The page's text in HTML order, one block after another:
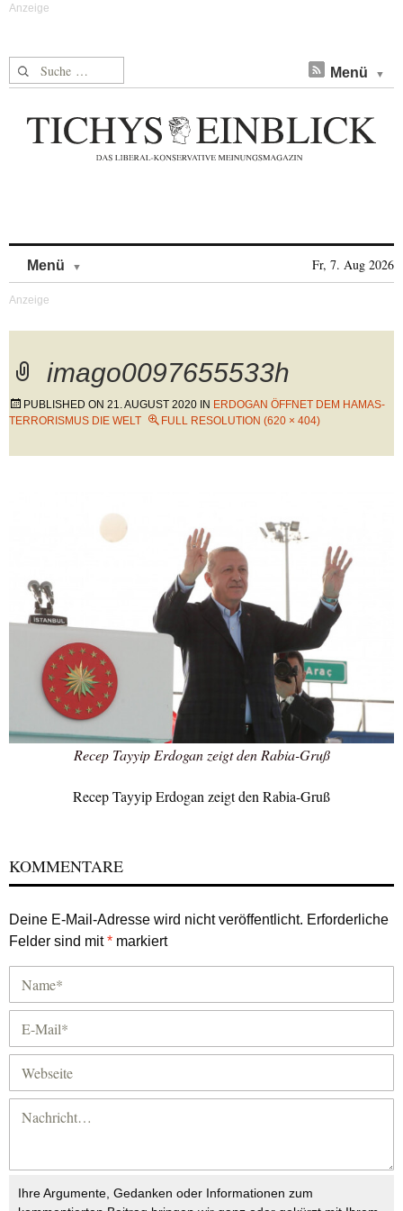
Suche nach: Menü
Menü Fr, 7. Aug 2026
imago0097655533h
PUBLISHED ON 21. AUGUST 2020 IN ERDOGAN ÖFFNET DEM HAMAS-
TERRORISMUS DIE WELT
FULL RESOLUTION (620 × 404)
Recep Tayyip Erdogan zeigt den Rabia-Gruß
Recep Tayyip Erdogan zeigt den Rabia-Gruß
KOMMENTARE
Deine E-Mail-Adresse wird nicht veröffentlicht. Erforderliche
Felder sind mit* markiert
Ihre Argumente, Gedanken oder Informationen zum